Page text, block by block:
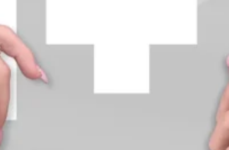
info@diamondline.lt
Prisijungti